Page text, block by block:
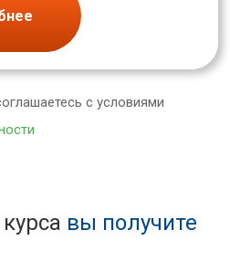
с условиями
вы получите